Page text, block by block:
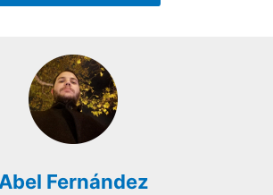
Abel Fernández